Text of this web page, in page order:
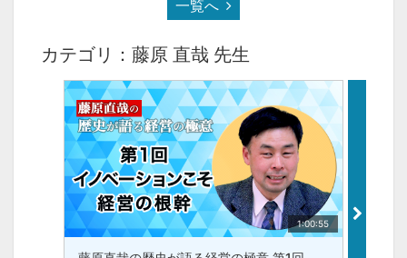
一覧へ
カテゴリ：藤原 直哉 先生
1:00:55